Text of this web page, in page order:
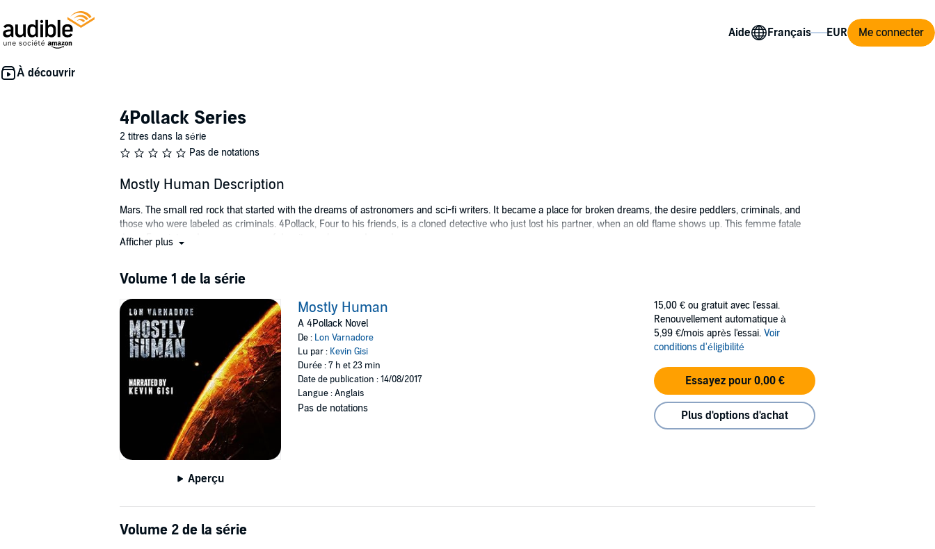
Aide Me connecter
4Pollack Series
2 titres dans la série
Pas de notations
Mostly Human Description
Mars. The small red rock that started with the dreams of astronomers and sci-fi writers. It became a place for broken dreams, the desire peddlers, criminals, and
those who were labeled as criminals. 4Pollack, Four to his friends, is a cloned detective who just lost his partner, when an old flame shows up. This femme fatale
drags Four into a dangerous game of deceit, mayhem, and murder.
Afficher plus
Volume 1 de la série
Aperçu
Mostly Human
A 4Pollack Novel
De : Lon Varnadore
Lu par : Kevin Gisi
Durée : 7 h et 23 min
Date de publication : 14/08/2017
Langue : Anglais
Pas de notations
15,00 € ou gratuit avec l'essai.
Renouvellement automatique à
5,99 €/mois après l'essai. Voir
conditions d'éligibilité
Essayez pour 0,00 €
Plus d'options d'achat
Volume 2 de la série